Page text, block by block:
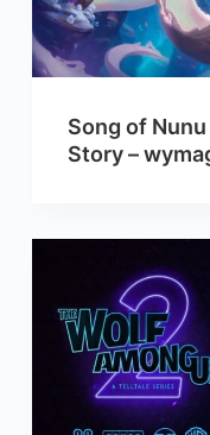
Song of
Story –